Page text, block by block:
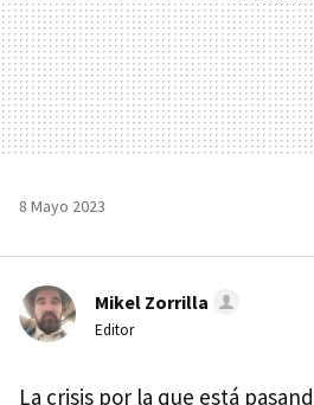
8 Mayo 2023
Mikel Zorrilla
Editor
La crisis por la que está